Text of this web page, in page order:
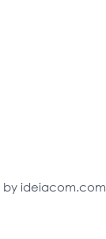
by ideiacom.com